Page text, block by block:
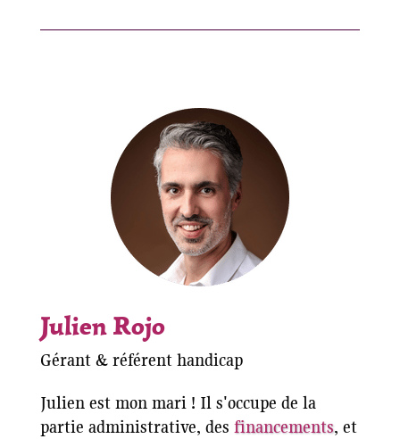
Julien Rojo
Gérant & référent handicap
Julien est mon mari ! Il s'occupe de la
partie administrative, des financements, et